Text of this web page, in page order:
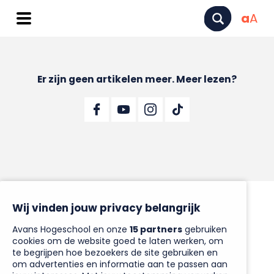
aA
Er zijn geen artikelen meer. Meer lezen?
Wij vinden jouw privacy belangrijk
Avans Hogeschool en onze 15 partners gebruiken
cookies om de website goed te laten werken, om
te begrijpen hoe bezoekers de site gebruiken en
om advertenties en informatie aan te passen aan